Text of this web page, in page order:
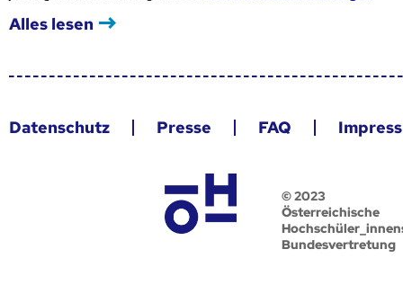
Alles lesen
Datenschutz Presse FAQ
© 2023
Österreichische
Bundesvertretung